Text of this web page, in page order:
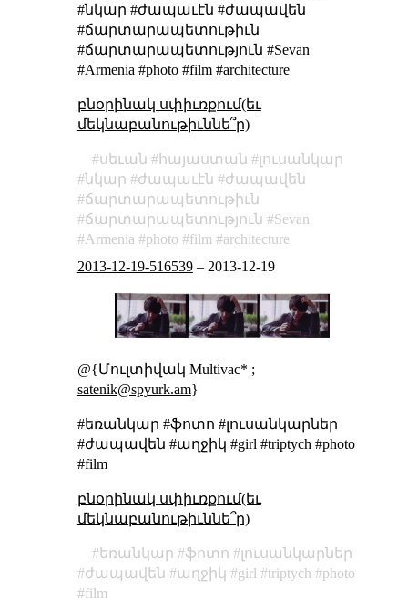
#նկար #ժապաւէն #ժապավեն
#ճարտարապետութիւն
#ճարտարապետություն #Sevan
#Armenia #photo #film #architecture
բնօրինակ սփիւռքում(եւ
մեկնաբանութիւննե՞ր)
սեւան հայաստան
լուսանկար
նկար
ժապաւէն
ժապավեն
ճարտարապետութիւն
ճարտարապետություն
Sevan
Armenia
photo film
architecture
2013-12-19-516539– 2013-12-19
@{Մուլտիվակ Multivac* ;
satenik@spyurk.am}
#եռանկար #ֆոտո #լուսանկարներ
#ժապավեն #աղջիկ #girl #triptych #photo
#film
բնօրինակ սփիւռքում(եւ
մեկնաբանութիւննե՞ր)
եռանկար ֆոտո
լուսանկարներ
ժապավեն
աղջիկ girl triptych
photo
film